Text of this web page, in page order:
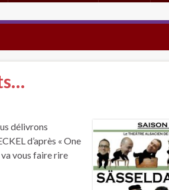
délivrons
d’après « One
vous faire rire